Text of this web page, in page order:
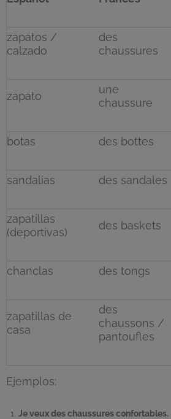
zapatos /
calzado
des
chaussures
zapato
une
chaussure
botas des bottes
sandalias des sandales
zapatillas
(deportivas)
des baskets
chanclas des tongs
zapatillas de
casa
des
chaussons /
pantoufles
Ejemplos:
Je veux des chaussures confortables.